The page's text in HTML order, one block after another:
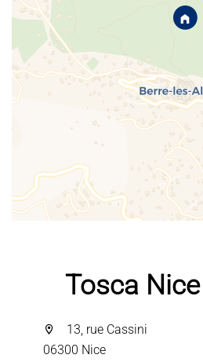
Tosca
13, rue Cassini
06300 Nice